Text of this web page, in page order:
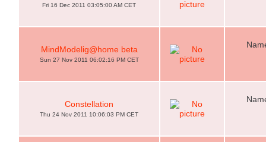
Fri 16 Dec 2011 03:05:00 AM CET
MindModelig@home beta
Sun 27 Nov 2011 06:02:16 PM CET
Constellation
Thu 24 Nov 2011 10:06:03 PM CET